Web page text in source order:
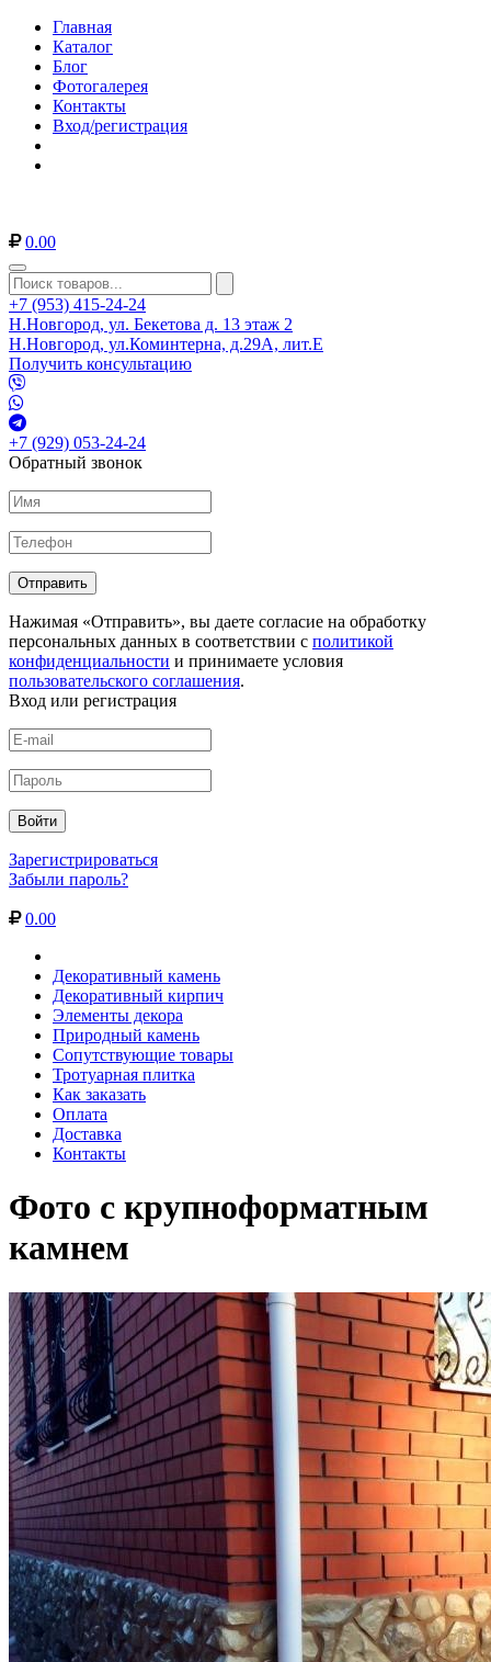
Главная
Каталог
Блог
Фотогалерея
Контакты
Вход/регистрация
0.00
+7 (953) 415-24-24
Н.Новгород, ул. Бекетова д. 13 этаж 2
Н.Новгород, ул.Коминтерна, д.29А, лит.Е
Получить консультацию
+7 (929) 053-24-24
Обратный звонок
Нажимая «Отправить», вы даете согласие на обработку
персональных данных в соответствии с политикой
конфиденциальности и принимаете условия
пользовательского соглашения.
Вход или регистрация
Зарегистрироваться
Забыли пароль?
0.00
Декоративный камень
Декоративный кирпич
Элементы декора
Природный камень
Сопутствующие товары
Тротуарная плитка
Как заказать
Оплата
Доставка
Контакты
Фото с крупноформатным
камнем